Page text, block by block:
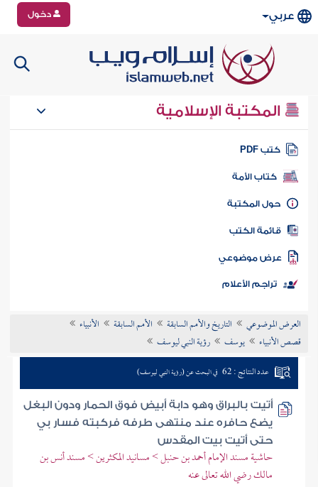
عربي دخول
المكتبة الإسلامية
كتب PDF
كتاب الأمة
المكتبة
الكتب
موضوعي
تراجم الأعلام
العرض الموضوعي التاريخ والأمم السابقة الأمم السابقة
الأنبياء
قصص الأنبياء
يوسف رؤية النبي ليوسف
عدد النتائج : 62 في البحث عن (رؤية النبي ليوسف)
أتيت بالبراق وهو دابة أبيض فوق الحمار ودون البغل
يضع حافره عند منتهى طرفه فركبته فسار بي
حتى أتيت بيت المقدس
حاشية مسند الإمام أحمد بن حنبل > مسانيد المكثرين > مسند أنس بن
مالك رضي الله تعالى عنه